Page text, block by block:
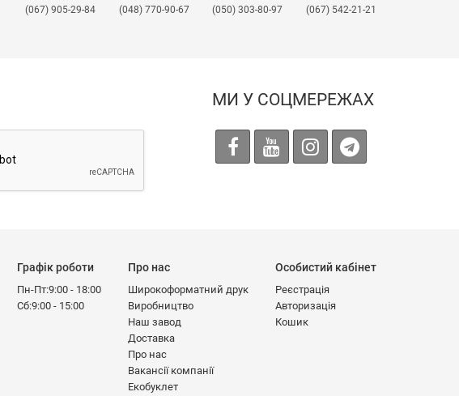
(067) 905-29-84
(048) 770-90-67
(050) 303-80-97
(067) 542-21-21
МИ У СОЦМЕРЕЖАХ
Графік роботи
Пн-Пт:9:00 - 18:00
Сб:9:00 - 15:00
Про нас
Широкоформатний друк
Виробництво
Наш завод
Доставка
Про нас
Вакансії компанії
Екобуклет
Особистий кабінет
Реєстрація
Авторизація
Кошик